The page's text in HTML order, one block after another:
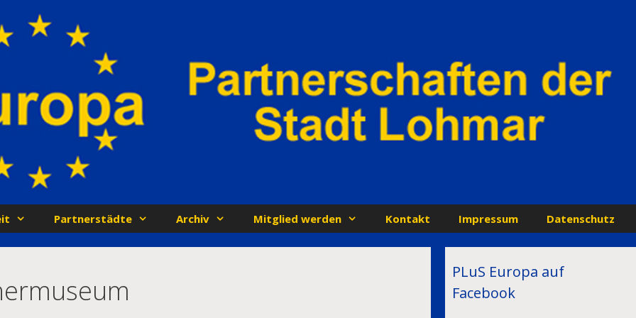
Partnerstädte Archiv Mitglied werden Kontakt Impressum Datenschutz
PLuS Europa auf
Facebook